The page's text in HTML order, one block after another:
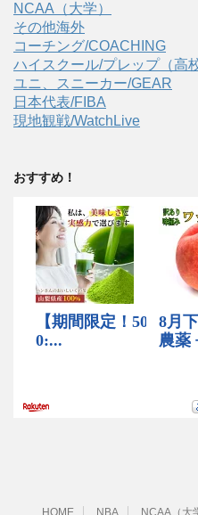
NCAA（大学）
その他海外
コーチング/COACHING
ハイスクール/プレップ（高校
ユニ、スニーカー/GEAR
日本代表/FIBA
現地観戦/WatchLive
おすすめ！
HOME NBA NCAA（大